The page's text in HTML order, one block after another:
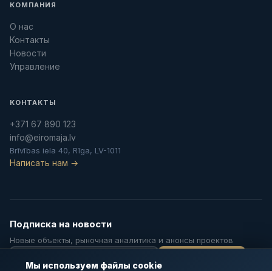
КОМПАНИЯ
О нас
Контакты
Новости
Управление
КОНТАКТЫ
+371 67 890 123
info@eiromaja.lv
Brīvības iela 40, Rīga, LV-1011
Написать нам →
Подписка на новости
Новые объекты, рыночная аналитика и анонсы проектов
Мы используем файлы cookie